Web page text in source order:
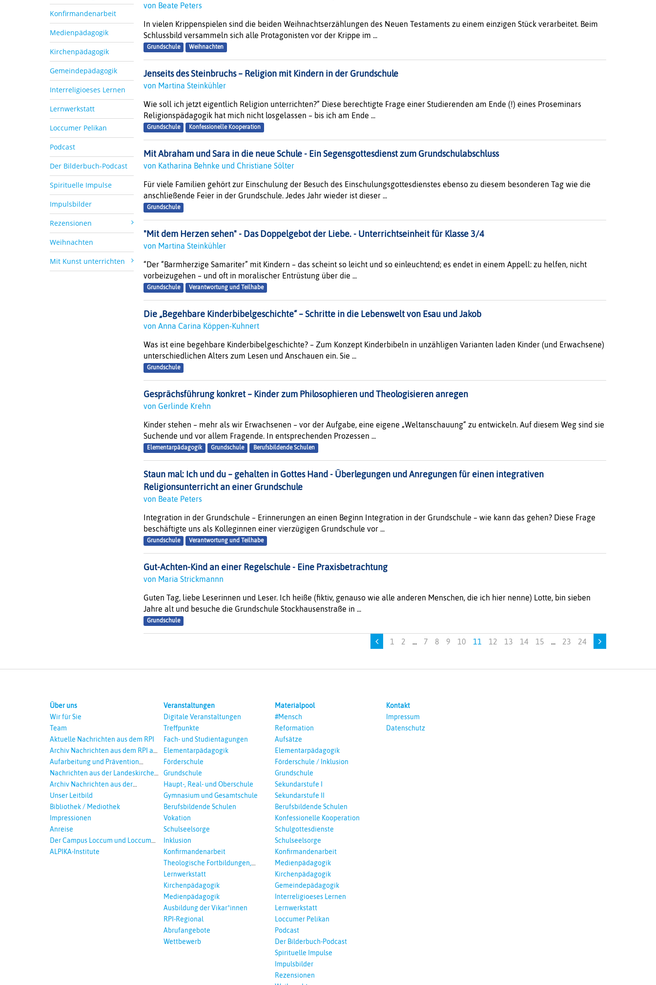
Konfirmandenarbeit
Medienpädagogik
Kirchenpädagogik
Gemeindepädagogik
Interreligioeses Lernen
Lernwerkstatt
Loccumer Pelikan
Podcast
Der Bilderbuch-Podcast
Spirituelle Impulse
Impulsbilder
Rezensionen
Weihnachten
Mit Kunst unterrichten
von Beate Peters
In vielen Krippenspielen sind die beiden Weihnachtserzählungen des Neuen Testaments zu einem einzigen Stück verarbeitet. Beim
Schlussbild versammeln sich alle Protagonisten vor der Krippe im ...
Grundschule Weihnachten
Jenseits des Steinbruchs – Religion mit Kindern in der Grundschule
von Martina Steinkühler
Wie soll ich jetzt eigentlich Religion unterrichten?“ Diese berechtigte Frage einer Studierenden am Ende (!) eines Proseminars
Religionspädagogik hat mich nicht losgelassen – bis ich am Ende ...
Grundschule Konfessionelle Kooperation
Mit Abraham und Sara in die neue Schule - Ein Segensgottesdienst zum Grundschulabschluss
von Katharina Behnke und Christiane Sölter
Für viele Familien gehört zur Einschulung der Besuch des Einschulungsgottesdienstes ebenso zu diesem besonderen Tag wie die
anschließende Feier in der Grundschule. Jedes Jahr wieder ist dieser ...
Grundschule
"Mit dem Herzen sehen" - Das Doppelgebot der Liebe. - Unterrichtseinheit für Klasse 3/4
von Martina Steinkühler
“Der “Barmherzige Samariter” mit Kindern – das scheint so leicht und so einleuchtend; es endet in einem Appell: zu helfen, nicht
vorbeizugehen – und oft in moralischer Entrüstung über die ...
Grundschule Verantwortung und Teilhabe
Die „Begehbare Kinderbibelgeschichte“ – Schritte in die Lebenswelt von Esau und Jakob
von Anna Carina Köppen-Kuhnert
Was ist eine begehbare Kinderbibelgeschichte? – Zum Konzept Kinderbibeln in unzähligen Varianten laden Kinder (und Erwachsene)
unterschiedlichen Alters zum Lesen und Anschauen ein. Sie ...
Grundschule
Gesprächsführung konkret – Kinder zum Philosophieren und Theologisieren anregen
von Gerlinde Krehn
Kinder stehen – mehr als wir Erwachsenen – vor der Aufgabe, eine eigene „Weltanschauung“ zu entwickeln. Auf diesem Weg sind sie
Suchende und vor allem Fragende. In entsprechenden Prozessen ...
Elementarpädagogik Grundschule Berufsbildende Schulen
Staun mal: Ich und du – gehalten in Gottes Hand - Überlegungen und Anregungen für einen integrativen
Religionsunterricht an einer Grundschule
von Beate Peters
Integration in der Grundschule – Erinnerungen an einen Beginn Integration in der Grundschule – wie kann das gehen? Diese Frage
beschäftigte uns als Kolleginnen einer vierzügigen Grundschule vor ...
Grundschule Verantwortung und Teilhabe
Gut-Achten-Kind an einer Regelschule - Eine Praxisbetrachtung
von Maria Strickmannn
Guten Tag, liebe Leserinnen und Leser. Ich heiße (fiktiv, genauso wie alle anderen Menschen, die ich hier nenne) Lotte, bin sieben
Jahre alt und besuche die Grundschule Stockhausenstraße in ...
Grundschule
1 2 ... 7 8 9 10 11 12 13 14 15 ... 23 24
Über uns
Wir für Sie
Team
Aktuelle Nachrichten aus dem RPI
Archiv Nachrichten aus dem RPI ab
2018
Aufarbeitung und Prävention
sexualisierte Gewalt - Landeskirche
Nachrichten aus der Landeskirche
Hannovers
Archiv Nachrichten aus der
Landeskirche in Auswahl
Unser Leitbild
Bibliothek / Mediothek
Impressionen
Anreise
Der Campus Loccum und Loccumer
Einrichtungen
ALPIKA-Institute
Veranstaltungen
Digitale Veranstaltungen
Treffpunkte
Fach- und Studientagungen
Elementarpädagogik
Förderschule
Grundschule
Haupt-, Real- und Oberschule
Gymnasium und Gesamtschule
Berufsbildende Schulen
Vokation
Schulseelsorge
Inklusion
Konfirmandenarbeit
Theologische Fortbildungen,
Ökumenisches und Interreligöses
Lernwerkstatt
Kirchenpädagogik
Medienpädagogik
Ausbildung der Vikar*innen
RPI-Regional
Abrufangebote
Wettbewerb
Materialpool
#Mensch
Reformation
Aufsätze
Elementarpädagogik
Förderschule / Inklusion
Grundschule
Sekundarstufe I
Sekundarstufe II
Berufsbildende Schulen
Konfessionelle Kooperation
Schulgottesdienste
Schulseelsorge
Konfirmandenarbeit
Medienpädagogik
Kirchenpädagogik
Gemeindepädagogik
Interreligioeses Lernen
Lernwerkstatt
Loccumer Pelikan
Podcast
Der Bilderbuch-Podcast
Spirituelle Impulse
Impulsbilder
Rezensionen
Kontakt
Impressum
Datenschutz